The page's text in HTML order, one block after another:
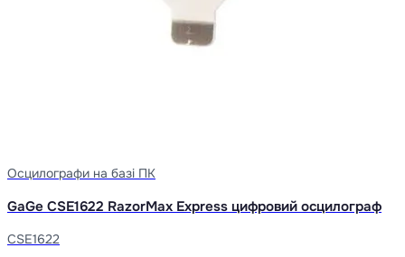
Осцилографи на базі ПК
GaGe CSE1622 RazorMax Express цифровий осцилограф
CSE1622